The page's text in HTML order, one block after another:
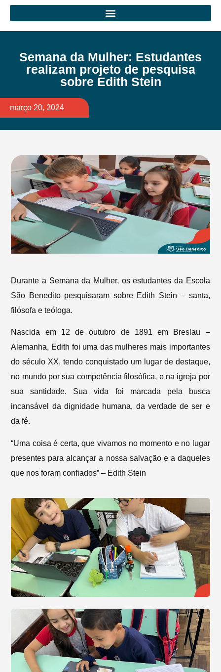
Semana da Mulher: Estudantes
realizam projeto de pesquisa
sobre Edith Stein
março 20, 2024
Durante a Semana da Mulher, os estudantes da Escola
São Benedito pesquisaram sobre Edith Stein – santa,
filósofa e teóloga.
Nascida em 12 de outubro de 1891 em Breslau –
Alemanha, Edith foi uma das mulheres mais importantes
do século XX, tendo conquistado um lugar de destaque,
no mundo por sua competência filosófica, e na igreja por
sua santidade. Sua vida foi marcada pela busca
incansável da dignidade humana, da verdade de ser e
da fé.
“Uma coisa é certa, que vivamos no momento e no lugar
presentes para alcançar a nossa salvação e a daqueles
que nos foram confiados” – Edith Stein